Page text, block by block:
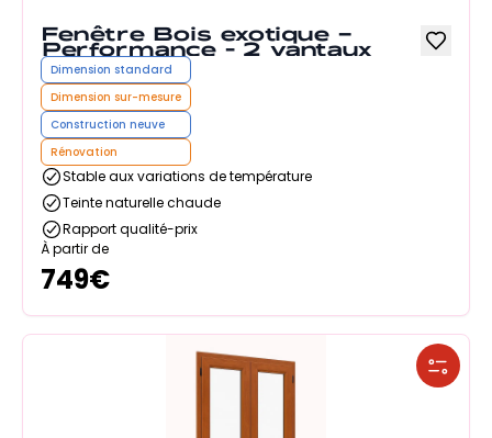
Fenêtre Bois exotique –
Performance - 2 vantaux
Dimension standard
Dimension sur-mesure
Construction neuve
Rénovation
Stable aux variations de température
Teinte naturelle chaude
Rapport qualité-prix
À partir de
749€